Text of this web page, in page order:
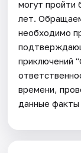
могут пройти
лет.
необходимо
приключений
времени,
данные факты